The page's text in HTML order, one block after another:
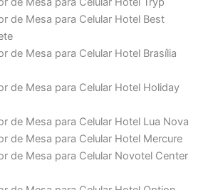
de Mesa para Celular Hotel Best
de Mesa para Celular Hotel Brasília
de Mesa para Celular Hotel Holiday
de Mesa para Celular Hotel Lua Nova
de Mesa para Celular Hotel Mercure
de Mesa para Celular Novotel Center